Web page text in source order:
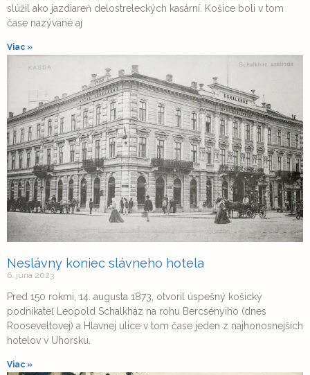
slúžil ako jazdiareň delostreleckých kasární. Košice boli v tom
čase nazývané aj
Viac »
Neslávny koniec slávneho hotela
6. júna 2023
Pred 150 rokmi, 14. augusta 1873, otvoril úspešný košický
podnikateľ Leopold Schalkház na rohu Bercsényiho (dnes
Rooseveltovej) a Hlavnej ulice v tom čase jeden z najhonosnejších
hotelov v Uhorsku.
Viac »